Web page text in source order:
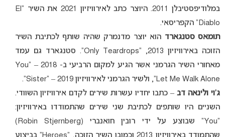
במלודיפסטיבלן 2011. היוצר כתב לאירוויזיון 2021 את השיר “El
Diablo” הקפריסאי.
תומאס סטנגארד הוא יוצר מדנמרק שהיה שותף לכתיבת השיר
הזוכה באירוויזיון 2013, “Only Teardrops”. סטנגארד גם עמד
מאחורי השיר הגרמני אשר הגיע למקום הרביעי ב- 2018 – “You
Let Me Walk Alone”, ולשיר הגרמני לאירוויזיון 2019 – “Sister”.
ג’וי ולינאה דב – כתבו יחדיו עשרות שירים לקדם אירוויזיון השוודי.
השניים היו שותפים לכתיבת שני שירים שהתמודדו באירוויזיון:
“You” שבוצע על ידי רובין חואנברי (Robin Stjernberg)